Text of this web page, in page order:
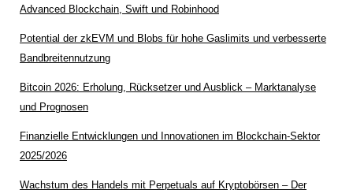
Advanced Blockchain, Swift und Robinhood
Potential der zkEVM und Blobs für hohe Gaslimits und verbesserte
Bandbreitennutzung
Bitcoin 2026: Erholung, Rücksetzer und Ausblick – Marktanalyse
und Prognosen
Finanzielle Entwicklungen und Innovationen im Blockchain-Sektor
2025/2026
Wachstum des Handels mit Perpetuals auf Kryptobörsen – Der